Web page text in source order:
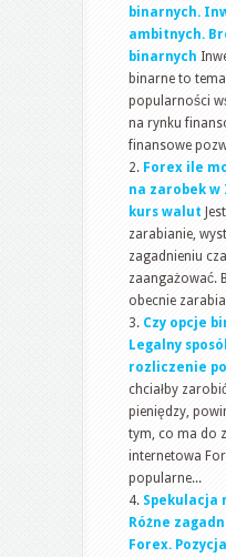
binarnych.
ambitnych.
binarnych
binarne to
popularności
na rynku
finansowe
Forex ile
na zarobek
kurs walut
zarabianie,
zagadnieniu
zaangażować.
obecnie
Czy opcje
Legalny
rozliczenie
chciałby
pieniędzy,
tym, co ma do
internetowa
popularne...
Spekulacja
Różne
Forex.